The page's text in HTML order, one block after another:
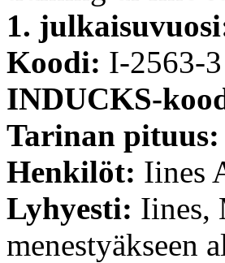
1.
Koodi: I-2563-3
INDUCKS-
Tarinan pituus:
Henkilöt: Iines
Lyhyesti: Iines,
menestyäkseen